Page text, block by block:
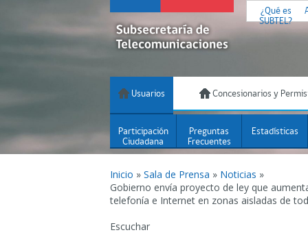
¿Qué es
SUBTEL?
Usuarios Concesionarios y
Participación
Ciudadana
Preguntas
Frecuentes
Estadísticas
Inicio » Sala de Prensa » Noticias »
Gobierno envía proyecto de ley que
telefonía e Internet en zonas aisladas de
Escuchar